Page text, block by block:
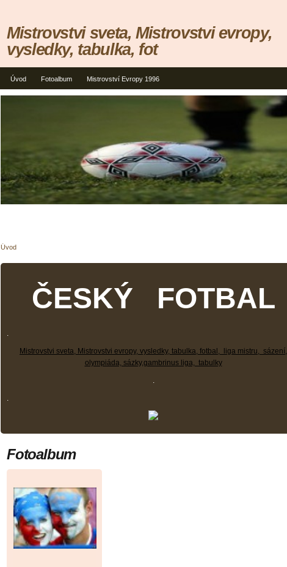
Úvod Fotoalbum Mistrovství Evropy 1996
Mistrovstvi sveta, Mistrovstvi evropy,
vysledky, tabulka, fot
Úvod
ČESKÝ FOTBAL
.
Mistrovstvi sveta, Mistrovstvi evropy, vysledky, tabulka, fotbal, liga mistru, sázení,
olympiáda, sázky,gambrinus liga, tabulky
.
.
Fotoalbum